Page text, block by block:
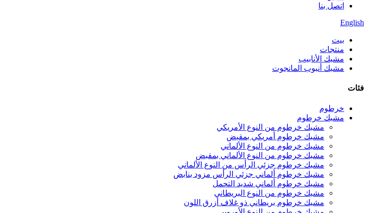
اتصل بنا
English
بيت
منتجات
مشبك الأنابيب
مشبك أنبوب المانجوت
فئات
خرطوم
مشبك خرطوم
مشبك خرطوم من النوع الأمريكي
مشبك خرطوم أمريكي بمقبض
مشبك خرطوم من النوع الألماني
مشبك خرطوم من النوع الألماني بمقبض
مشبك خرطوم جزئي الرأس من النوع الألماني
مشبك خرطوم ألماني جزئي الرأس مزود بنابض
مشبك خرطوم ألماني شديد التحمل
مشبك خرطوم من النوع البريطاني
مشبك خرطوم بريطاني ذو غلاف أزرق اللون